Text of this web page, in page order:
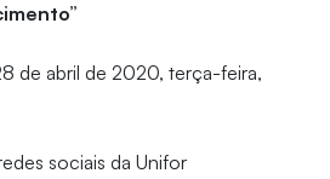
de abril de 2020, terça-feira,
sociais da Unifor